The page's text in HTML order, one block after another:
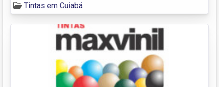
Tintas em Cuiabá